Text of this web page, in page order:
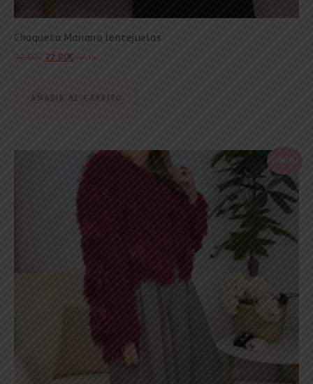
Chaqueta Mariana lentejuelas
32.00 € 22.00€ IVA inc.
AÑADIR AL CARRITO
¡Oferta!